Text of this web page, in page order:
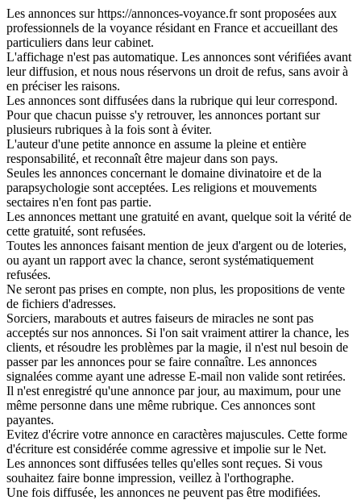
Les annonces sur https://annonces-voyance.fr sont proposées aux
professionnels de la voyance résidant en France et accueillant des
particuliers dans leur cabinet.
L'affichage n'est pas automatique. Les annonces sont vérifiées avant
leur diffusion, et nous nous réservons un droit de refus, sans avoir à
en préciser les raisons.
Les annonces sont diffusées dans la rubrique qui leur correspond.
Pour que chacun puisse s'y retrouver, les annonces portant sur
plusieurs rubriques à la fois sont à éviter.
L'auteur d'une petite annonce en assume la pleine et entière
responsabilité, et reconnaît être majeur dans son pays.
Seules les annonces concernant le domaine divinatoire et de la
parapsychologie sont acceptées. Les religions et mouvements
sectaires n'en font pas partie.
Les annonces mettant une gratuité en avant, quelque soit la vérité de
cette gratuité, sont refusées.
Toutes les annonces faisant mention de jeux d'argent ou de loteries,
ou ayant un rapport avec la chance, seront systématiquement
refusées.
Ne seront pas prises en compte, non plus, les propositions de vente
de fichiers d'adresses.
Sorciers, marabouts et autres faiseurs de miracles ne sont pas
acceptés sur nos annonces. Si l'on sait vraiment attirer la chance, les
clients, et résoudre les problèmes par la magie, il n'est nul besoin de
passer par les annonces pour se faire connaître. Les annonces
signalées comme ayant une adresse E-mail non valide sont retirées.
Il n'est enregistré qu'une annonce par jour, au maximum, pour une
même personne dans une même rubrique. Ces annonces sont
payantes.
Evitez d'écrire votre annonce en caractères majuscules. Cette forme
d'écriture est considérée comme agressive et impolie sur le Net.
Les annonces sont diffusées telles qu'elles sont reçues. Si vous
souhaitez faire bonne impression, veillez à l'orthographe.
Une fois diffusée, les annonces ne peuvent pas être modifiées.